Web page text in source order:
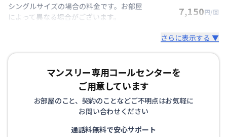
シングルサイズの場合の料金です。お部屋
によって異なる場合がございます。
7,150円/回
さらに表示する ▼
マンスリー専用コールセンターを
ご用意しています
お部屋のこと、契約のことなどご不明点はお気軽に
お問い合わせください
通話料無料で安心サポート